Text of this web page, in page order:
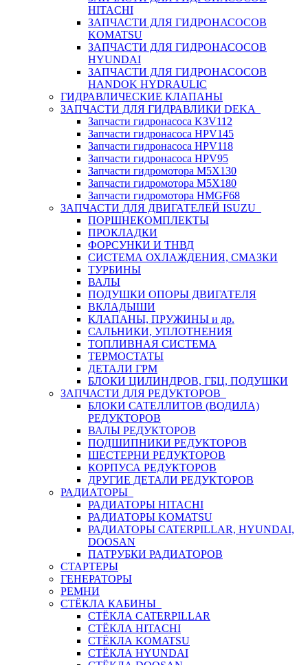
HITACHI
ЗАПЧАСТИ ДЛЯ ГИДРОНАСОСОВ
KOMATSU
ЗАПЧАСТИ ДЛЯ ГИДРОНАСОСОВ
HYUNDAI
ЗАПЧАСТИ ДЛЯ ГИДРОНАСОСОВ
HANDOK HYDRAULIC
ГИДРАВЛИЧЕСКИЕ КЛАПАНЫ
ЗАПЧАСТИ ДЛЯ ГИДРАВЛИКИ DEKA
Запчасти гидронасоса K3V112
Запчасти гидронасоса HPV145
Запчасти гидронасоса HPV118
Запчасти гидронасоса HPV95
Запчасти гидромотора M5X130
Запчасти гидромотора M5X180
Запчасти гидромотора HMGF68
ЗАПЧАСТИ ДЛЯ ДВИГАТЕЛЕЙ ISUZU
ПОРШНЕКОМПЛЕКТЫ
ПРОКЛАДКИ
ФОРСУНКИ И ТНВД
СИСТЕМА ОХЛАЖДЕНИЯ, СМАЗКИ
ТУРБИНЫ
ВАЛЫ
ПОДУШКИ ОПОРЫ ДВИГАТЕЛЯ
ВКЛАДЫШИ
КЛАПАНЫ, ПРУЖИНЫ и др.
САЛЬНИКИ, УПЛОТНЕНИЯ
ТОПЛИВНАЯ СИСТЕМА
ТЕРМОСТАТЫ
ДЕТАЛИ ГРМ
БЛОКИ ЦИЛИНДРОВ, ГБЦ, ПОДУШКИ
ЗАПЧАСТИ ДЛЯ РЕДУКТОРОВ
БЛОКИ САТЕЛЛИТОВ (ВОДИЛА)
РЕДУКТОРОВ
ВАЛЫ РЕДУКТОРОВ
ПОДШИПНИКИ РЕДУКТОРОВ
ШЕСТЕРНИ РЕДУКТОРОВ
КОРПУСА РЕДУКТОРОВ
ДРУГИЕ ДЕТАЛИ РЕДУКТОРОВ
РАДИАТОРЫ
РАДИАТОРЫ HITACHI
РАДИАТОРЫ KOMATSU
РАДИАТОРЫ CATERPILLAR, HYUNDAI,
DOOSAN
ПАТРУБКИ РАДИАТОРОВ
СТАРТЕРЫ
ГЕНЕРАТОРЫ
РЕМНИ
СТЁКЛА КАБИНЫ
СТЁКЛА CATERPILLAR
СТЁКЛА HITACHI
СТЁКЛА KOMATSU
СТЁКЛА HYUNDAI